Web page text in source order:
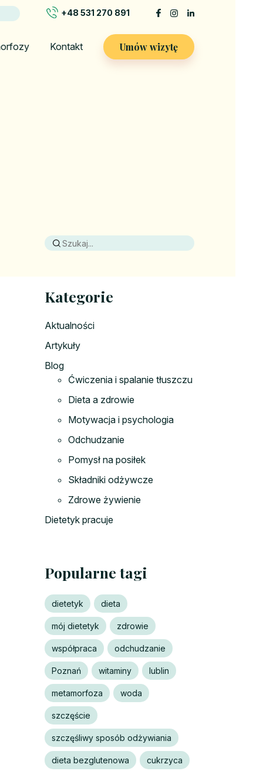
+48 531 270 891
Kontakt Umów wizytę
Kategorie
Aktualności
Artykuły
Blog
Ćwiczenia i spalanie tłuszczu
Dieta a zdrowie
Motywacja i psychologia
Odchudzanie
Pomysł na posiłek
Składniki odżywcze
Zdrowe żywienie
Dietetyk pracuje
Popularne tagi
dietetyk dieta
mój dietetyk zdrowie
współpraca odchudzanie
Poznań witaminy lublin
metamorfoza woda
szczęście
szczęśliwy sposób odżywiania
dieta bezglutenowa cukrzyca